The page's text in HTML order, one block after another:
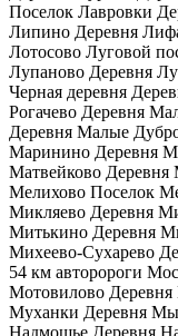
Поселок Лавровки
Липино Деревня
Лотосово Луговой
Лупаново Деревня
Черная деревня
Рогачево Деревня
Деревня Малые
Маринино Деревня
Матвейково Деревня
Мелихово Поселок
Микляево Деревня
Митькино Деревня
Михеево-Сухарево
54 км авторороги
Мотовилово
Муханки Деревня